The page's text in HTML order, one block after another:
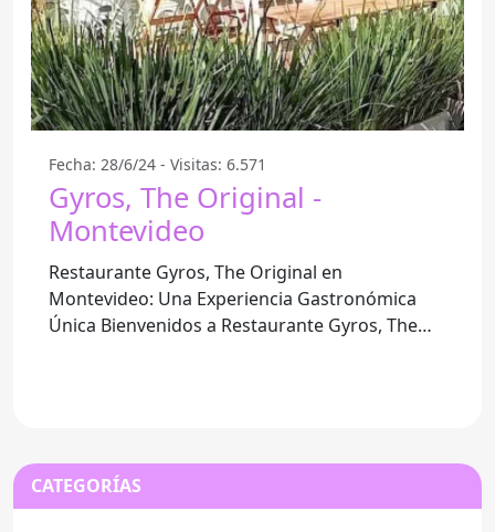
Fecha: 28/6/24 - Visitas: 6.571
Gyros, The Original -
Montevideo
Restaurante Gyros, The Original en
Montevideo: Una Experiencia Gastronómica
Única Bienvenidos a Restaurante Gyros, The
CATEGORÍAS